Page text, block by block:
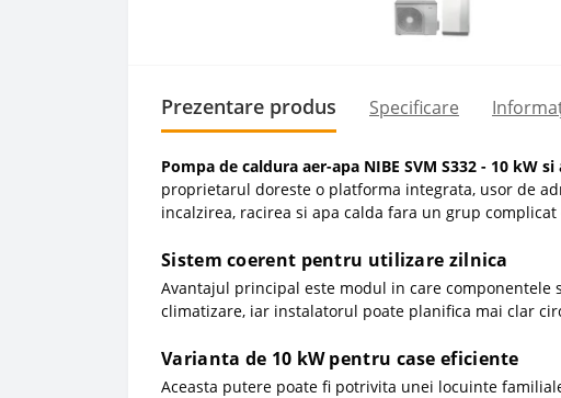
Prezentare produs Specificare
Pompa de caldura aer-apa NIBE SVM S332 - 10 kW si
proprietarul doreste o platforma integrata, usor de
incalzirea, racirea si apa calda fara un grup
Sistem coerent pentru utilizare zilnica
Avantajul principal este modul in care
climatizare, iar instalatorul poate planifica mai clar
Varianta de 10 kW pentru case eficiente
Aceasta putere poate fi potrivita unei locuinte